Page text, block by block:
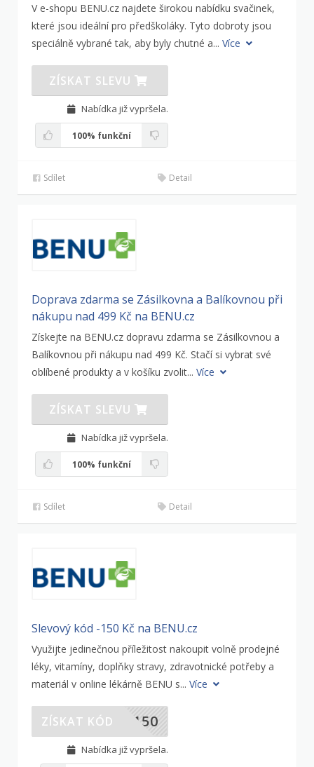
V e-shopu BENU.cz najdete širokou nabídku svačinek,
které jsou ideální pro předškoláky. Tyto dobroty jsou
speciálně vybrané tak, aby byly chutné a... Více
ZÍSKAT SLEVU
Nabídka již vypršela.
100% funkční
Sdílet Detail
Doprava zdarma se Zásilkovna a Balíkovnou při
nákupu nad 499 Kč na BENU.cz
Získejte na BENU.cz dopravu zdarma se Zásilkovnou a
Balíkovnou při nákupu nad 499 Kč. Stačí si vybrat své
oblíbené produkty a v košíku zvolit... Více
ZÍSKAT SLEVU
Nabídka již vypršela.
100% funkční
Sdílet Detail
Slevový kód -150 Kč na BENU.cz
Využijte jedinečnou příležitost nakoupit volně prodejné
léky, vitamíny, doplňky stravy, zdravotnické potřeby a
materiál v online lékárně BENU s... Více
I150
ZÍSKAT KÓD
Nabídka již vypršela.